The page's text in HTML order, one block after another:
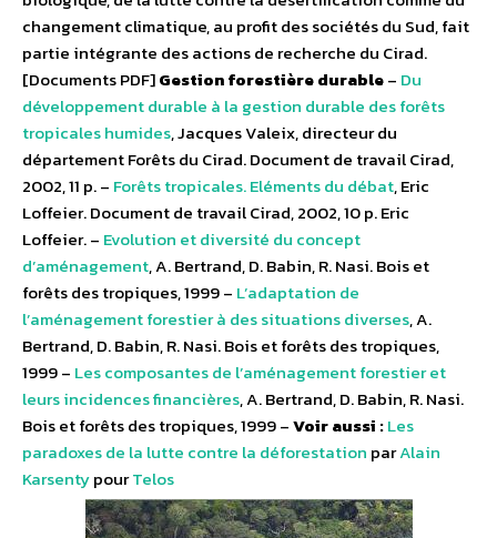
changement climatique, au profit des sociétés du Sud, fait
partie intégrante des actions de recherche du Cirad.
[Documents PDF]Gestion forestière durable– Du
développement durable à la gestion durable des forêts
tropicales humides, Jacques Valeix, directeur du
département Forêts du Cirad. Document de travail Cirad,
2002, 11 p. – Forêts tropicales. Eléments du débat, Eric
Loffeier. Document de travail Cirad, 2002, 10 p. Eric
Loffeier. – Evolution et diversité du concept
d’aménagement, A. Bertrand, D. Babin, R. Nasi. Bois et
forêts des tropiques, 1999 – L’adaptation de
l’aménagement forestier à des situations diverses, A.
Bertrand, D. Babin, R. Nasi. Bois et forêts des tropiques,
1999 – Les composantes de l’aménagement forestier et
leurs incidences financières, A. Bertrand, D. Babin, R. Nasi.
Bois et forêts des tropiques, 1999 –Voir aussi :Les
paradoxes de la lutte contre la déforestation parAlain
KarsentypourTelos